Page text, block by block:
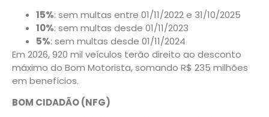
15%: sem multas entre 01/11/2022 e 31/10/2025
10%: sem multas desde 01/11/2023
5%: sem multas desde 01/11/2024
Em 2026, 920 mil veículos terão direito ao desconto
máximo do Bom Motorista, somando R$ 235 milhões
em benefícios.
BOM CIDADÃO (NFG)